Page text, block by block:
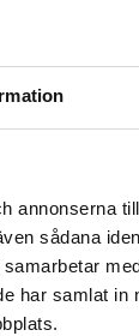
annonserna
sådana
har samlat in
dubbelsidiga
dessa eller
eller